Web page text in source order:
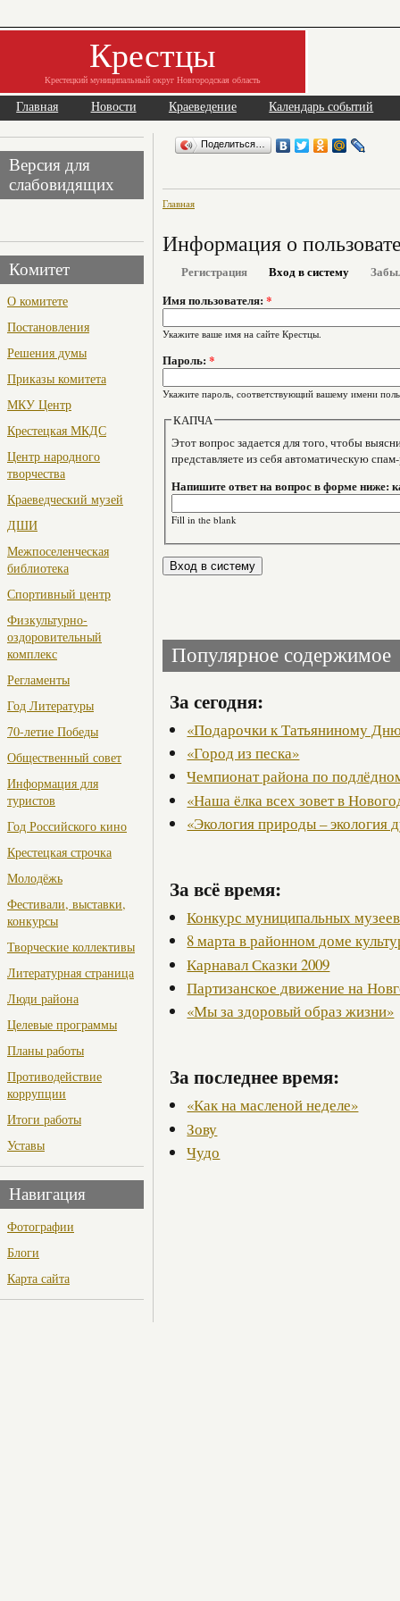
Крестцы
Крестецкий муниципальный округ Новгородская область
Главная Новости Краеведение Календарь событий
Версия для
слабовидящих
Комитет
О комитете
Постановления
Решения думы
Приказы комитета
МКУ Центр
Крестецкая МКДС
Центр народного
творчества
Краеведческий музей
ДШИ
Межпоселенческая
библиотека
Спортивный центр
Физкультурно-
оздоровительный
комплекс
Регламенты
Год Литературы
70-летие Победы
Общественный совет
Информация для
туристов
Год Российского кино
Крестецкая строчка
Молодёжь
Фестивали, выставки,
конкурсы
Творческие коллективы
Литературная страница
Люди района
Целевые программы
Планы работы
Противодействие
коррупции
Итоги работы
Уставы
Навигация
Фотографии
Блоги
Карта сайта
Поделиться…
Главная
Информация о
Регистрация Вход в систему
Имя пользователя: *
Укажите ваше имя на сайте Крестцы.
Пароль: *
Укажите пароль, соответствующий вашему имени
КАПЧА
Этот вопрос задается для того, чтобы выяснить,
представляете из себя автоматическую
Напишите ответ на вопрос в форме ниже:
Fill in the blank
Популярное содержимое
За сегодня:
«Подарочки к Татьяниному
«Город из песка»
Чемпионат района по
«Наша ёлка всех зовет в
«Экология природы – экология
За всё время:
Конкурс муниципальных музеев
8 марта в районном доме
Карнавал Сказки 2009
Партизанское движение на
«Мы за здоровый образ жизни»
За последнее время:
«Как на масленой неделе»
Зову
Чудо